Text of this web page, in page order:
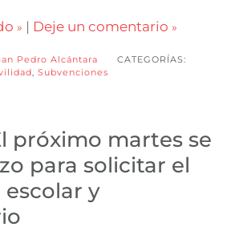
| Deje un comentario
Pedro Alcántara
CATEGORÍAS:
, Subvenciones
próximo martes se
para solicitar el
y